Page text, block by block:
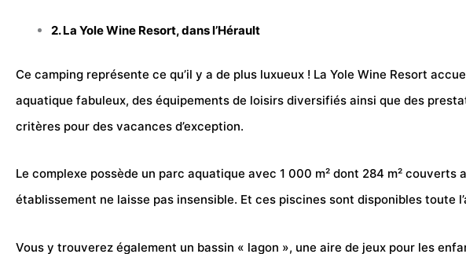
2. La Yole Wine Resort, dans l’Hérault
Ce camping représente ce qu’il y a de plus luxueux ! La Yole Wine Resort
aquatique fabuleux, des équipements de loisirs diversifiés ainsi que des
critères pour des vacances d’exception.
Le complexe possède un parc aquatique avec 1 000 m² dont 284 m² couverts
établissement ne laisse pas insensible. Et ces piscines sont disponibles toute
Vous y trouverez également un bassin « lagon », une aire de jeux pour les